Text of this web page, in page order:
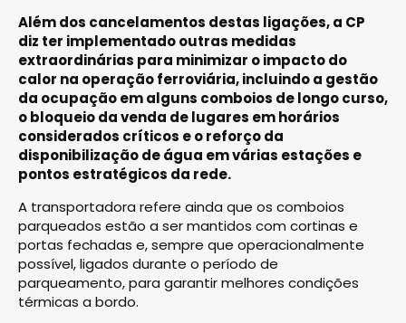
Além dos cancelamentos destas ligações, a CP
diz ter implementado outras medidas
extraordinárias para minimizar o impacto do
calor na operação ferroviária, incluindo a gestão
da ocupação em alguns comboios de longo curso,
o bloqueio da venda de lugares em horários
considerados críticos e o reforço da
disponibilização de água em várias estações e
pontos estratégicos da rede.
A transportadora refere ainda que os comboios
parqueados estão a ser mantidos com cortinas e
portas fechadas e, sempre que operacionalmente
possível, ligados durante o período de
parqueamento, para garantir melhores condições
térmicas a bordo.